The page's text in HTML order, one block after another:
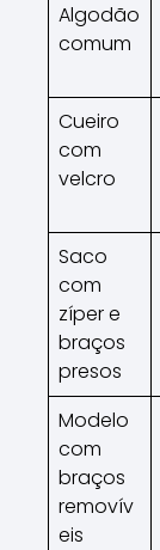
Algodão
comum
Cueiro
com
velcro
Saco
com
zíper e
braços
presos
Modelo
com
braços
removív
eis